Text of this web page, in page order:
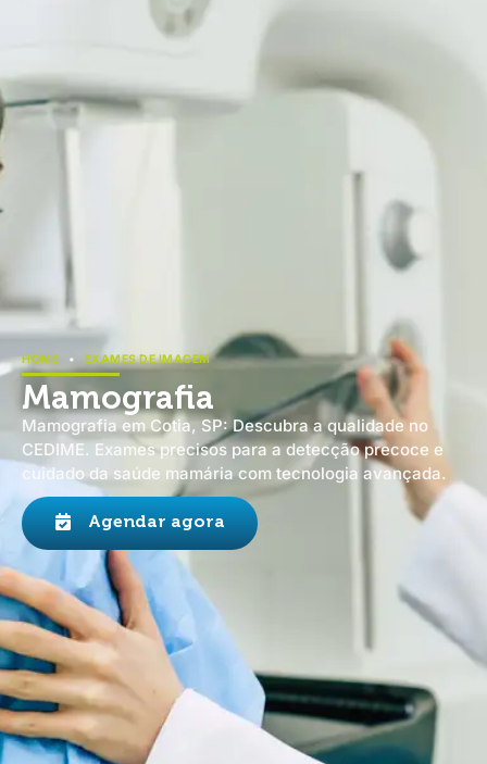
HOME • EXAMES DE IMAGEM
Mamografia
Mamografia em Cotia, SP: Descubra a qualidade no
CEDIME. Exames precisos para a detecção precoce e
cuidado da saúde mamária com tecnologia avançada.
Agendar agora